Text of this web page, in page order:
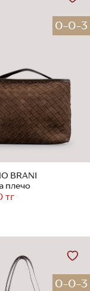
0-0-3
BRANI
плечо
тг
0-0-3